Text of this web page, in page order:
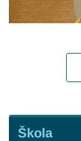
Škola
Škola